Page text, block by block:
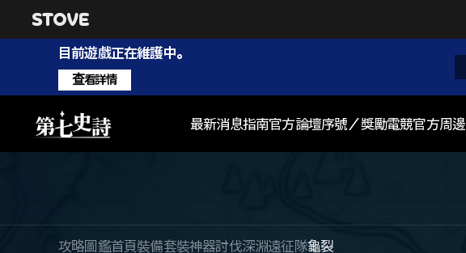
目前遊戲正在維護中。
查看詳情
最新消息指南官方論壇序號／獎勵電競官方周邊
攻略圖鑑首頁裝備套裝神器討伐深淵遠征隊龜裂